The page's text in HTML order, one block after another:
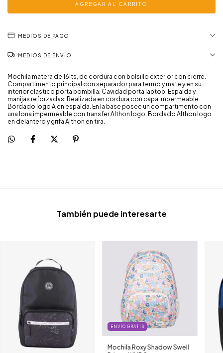
MEDIOS DE PAGO
MEDIOS DE ENVÍO
Mochila matera de 16lts, de cordura con bolsillo exterior con cierre.
Compartimento principal con separador para termo y mate y en su
interior elastico porta bombilla. Cavidad porta laptop. Espalda y
manijas reforzadas. Realizada en cordura con capa impermeable.
Bordado logo A en espalda. En la base posee un compartimento con
una lona impermeable con transfer Althon logo. Bordado Althon logo
en delantero y grifa Althon en tira.
También puede interesarte
ENVÍO GRATIS
Mochila Roxy Shadow Swell